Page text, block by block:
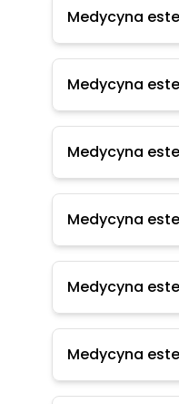
Medycyna
Medycyna
Medycyna
Medycyna
Medycyna
Medycyna